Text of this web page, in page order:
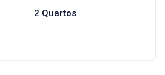
2 Quartos